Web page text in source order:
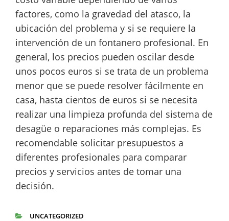
factores, como la gravedad del atasco, la
ubicación del problema y si se requiere la
intervención de un fontanero profesional. En
general, los precios pueden oscilar desde
unos pocos euros si se trata de un problema
menor que se puede resolver fácilmente en
casa, hasta cientos de euros si se necesita
realizar una limpieza profunda del sistema de
desagüe o reparaciones más complejas. Es
recomendable solicitar presupuestos a
diferentes profesionales para comparar
precios y servicios antes de tomar una
decisión.
UNCATEGORIZED